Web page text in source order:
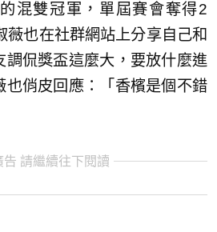
混雙冠軍，單屆賽會奪得2
薇也在社群網站上分享自己和
調侃獎盃這麼大，要放什麼進
也俏皮回應：「香檳是個不錯
告 請繼續往下閱讀